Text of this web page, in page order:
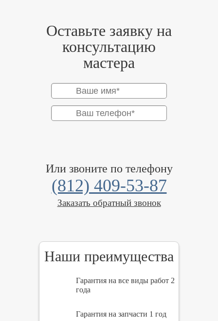
Оставьте заявку на
консультацию
мастера
Или звоните по телефону
(812) 409-53-87
Заказать обратный звонок
Наши преимущества
Гарантия на все виды работ 2
года
Гарантия на запчасти 1 год